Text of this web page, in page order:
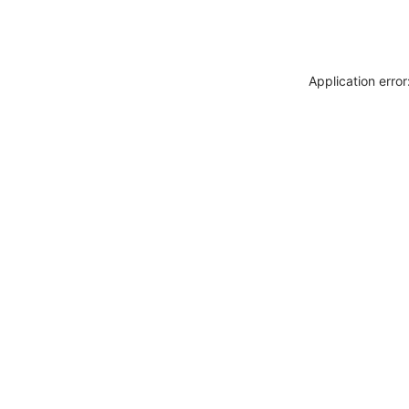
Application